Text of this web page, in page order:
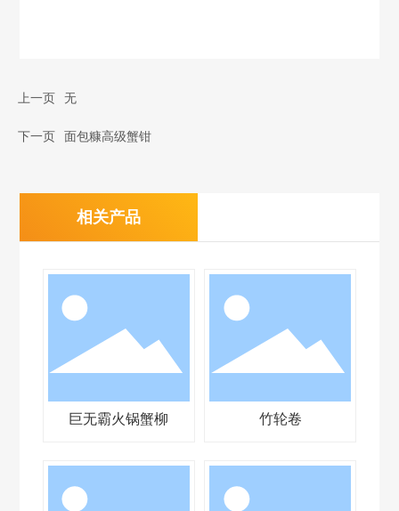
上一页 无
下一页 面包糠高级蟹钳
相关产品
巨无霸火锅蟹柳 竹轮卷